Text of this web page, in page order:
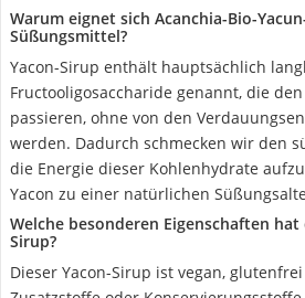
Warum eignet sich Acanchia-Bio-
Süßungsmittel?
Yacon-Sirup enthält hauptsächlich
Fructooligosaccharide genannt, die
passieren, ohne von den
werden. Dadurch schmecken wir den
die Energie dieser Kohlenhydrate
Yacon zu einer natürlichen
Welche besonderen Eigenschaften hat
Sirup?
Dieser Yacon-Sirup ist vegan,